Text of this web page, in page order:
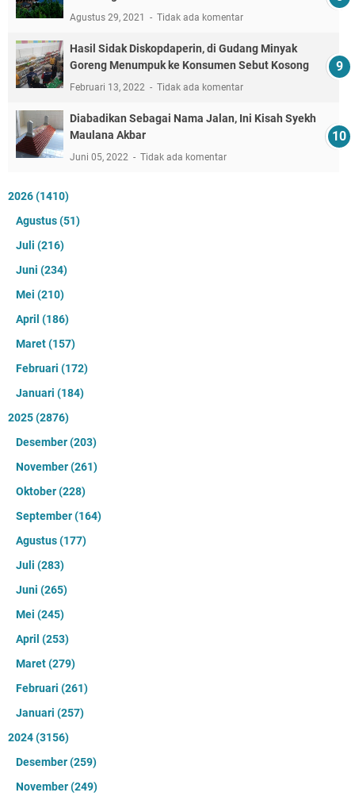
Agustus 29, 2021 Tidak ada komentar
Hasil Sidak Diskopdaperin, di Gudang Minyak
Goreng Menumpuk ke Konsumen Sebut Kosong
Februari 13, 2022 Tidak ada komentar
Diabadikan Sebagai Nama Jalan, Ini Kisah Syekh
Maulana Akbar
Juni 05, 2022 Tidak ada komentar
2026(1410)
Agustus(51)
Juli (216)
Juni (234)
Mei (210)
April (186)
Maret(157)
Februari (172)
Januari (184)
2025(2876)
Desember(203)
November(261)
Oktober(228)
September(164)
Agustus(177)
Juli (283)
Juni (265)
Mei (245)
April (253)
Maret(279)
Februari (261)
Januari (257)
2024(3156)
Desember(259)
November(249)